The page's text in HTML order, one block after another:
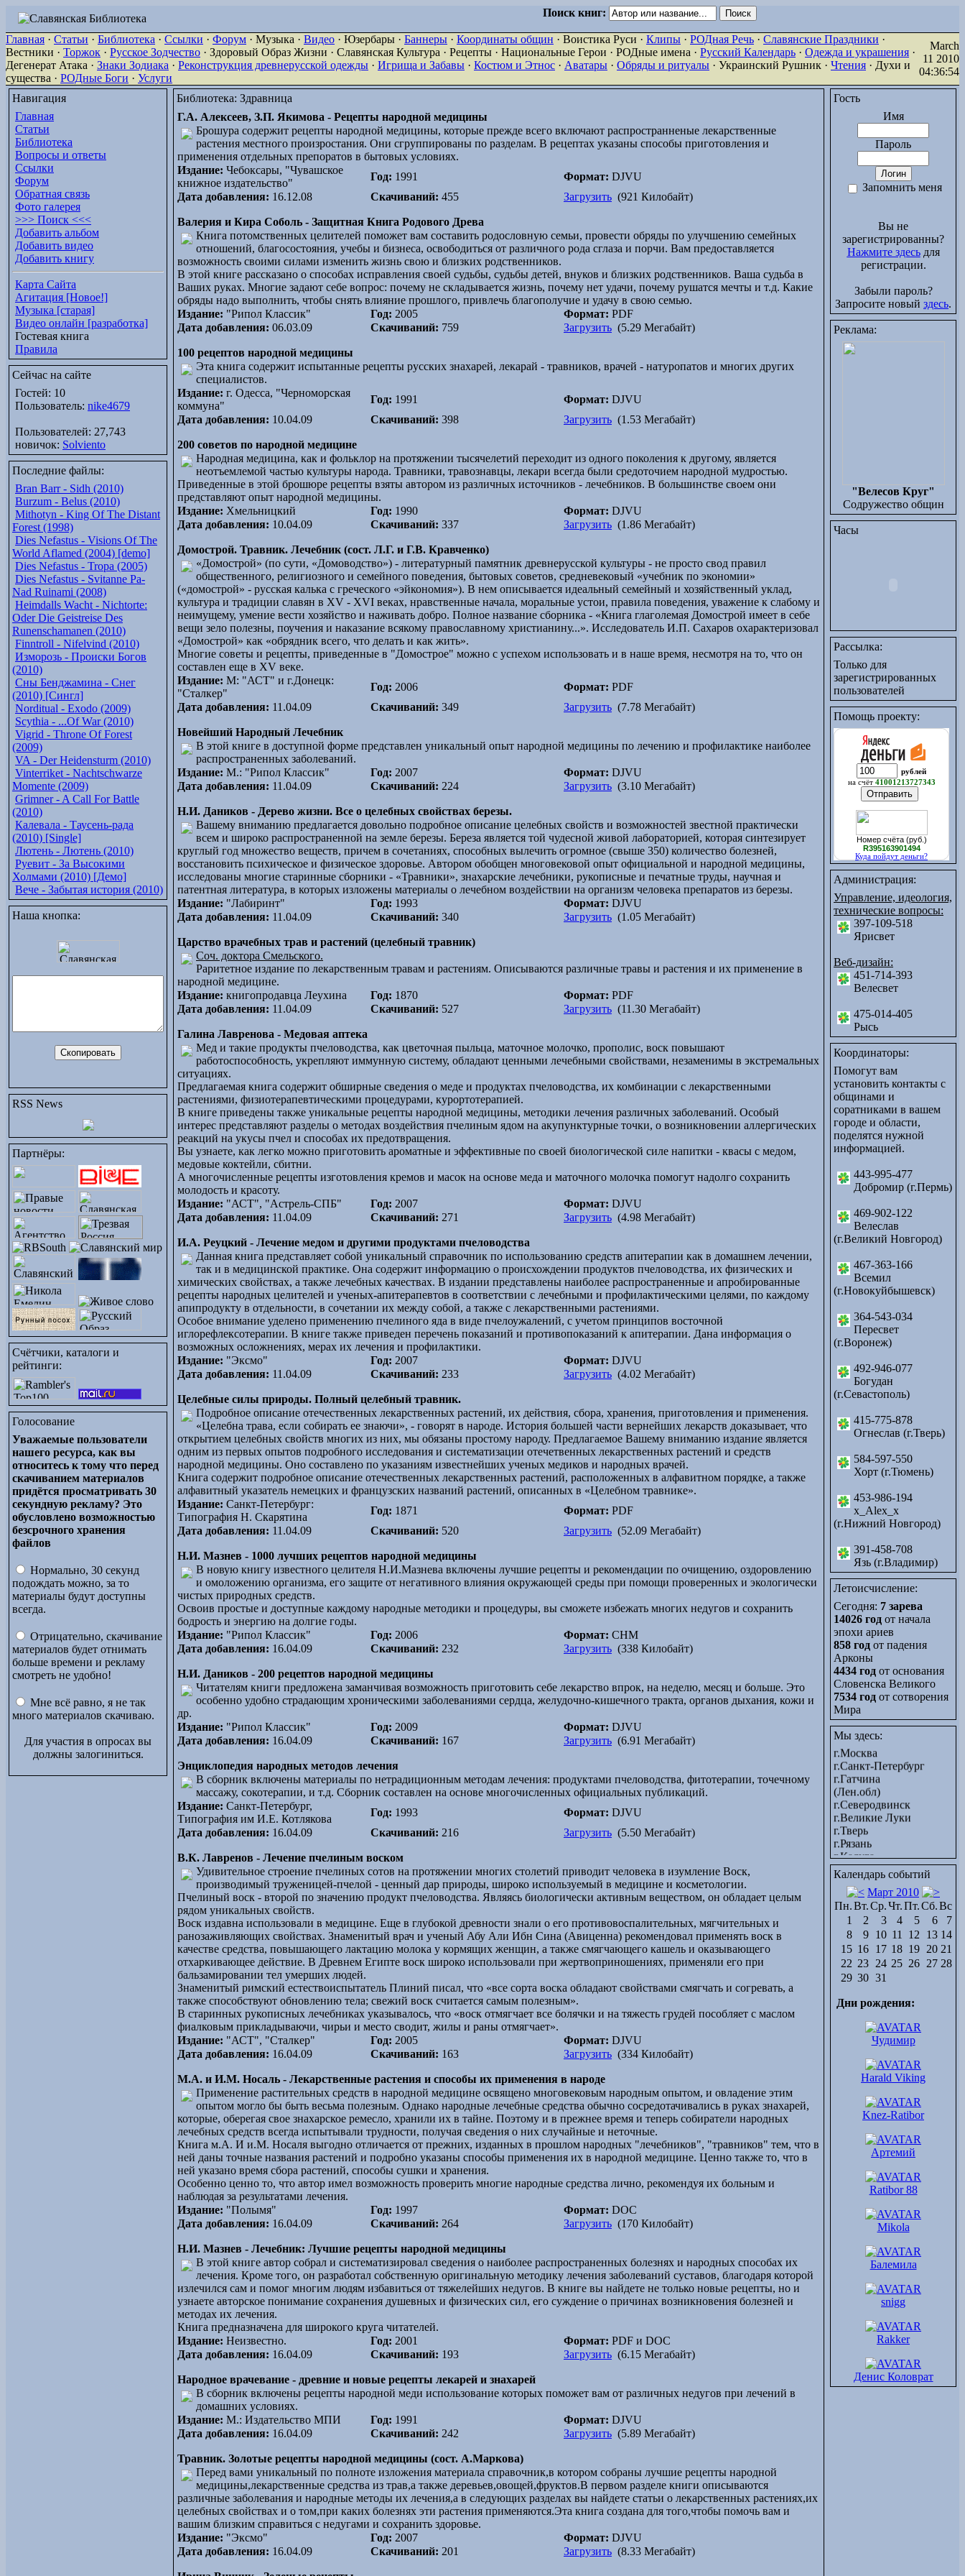
Поиск книг:
Главная · Статьи · Библиотека · Ссылки · Форум · Музыка · Видео · Юзербары · Баннеры · Координаты общин · Воистика Руси · Клипы · РОДная Речь · Славянские Праздники ·
Вестники · Торжок · Русское Зодчество · Здоровый Образ Жизни · Славянская Культура · Рецепты · Национальные Герои · РОДные имена · Русский Календарь · Одежда и украшения ·
Дегенерат Атака · Знаки Зодиака · Реконструкция древнерусской одежды · Игрища и Забавы · Костюм и Этнос · Аватары · Обряды и ритуалы · Украинский Рушник · Чтения · Духи и
существа · РОДные Боги · Услуги
March
11 2010
04:36:54
Навигация
Главная
Статьи
Библиотека
Вопросы и ответы
Ссылки
Форум
Обратная связь
Фото галерея
>>> Поиск <<<
Добавить альбом
Добавить видео
Добавить книгу
Карта Сайта
Агитация [Новое!]
Музыка [старая]
Видео онлайн [разработка]
Гостевая книга
Правила
Сейчас на сайте
Гостей: 10
Пользователь: nike4679
Пользователей: 27,743
новичок: Solviento
Последние файлы:
Bran Barr - Sidh (2010)
Burzum - Belus (2010)
Mithotyn - King Of The Distant
Forest (1998)
Dies Nefastus - Visions Of The
World Aflamed (2004) [demo]
Dies Nefastus - Tropa (2005)
Dies Nefastus - Svitanne Pa-
Nad Ruinami (2008)
Heimdalls Wacht - Nichtorte:
Oder Die Geistreise Des
Runenschamanen (2010)
Finntroll - Nifelvind (2010)
Изморозь - Происки Богов
(2010)
Сны Бенджамина - Снег
(2010) [Сингл]
Norditual - Exodo (2009)
Scythia - ...Of War (2010)
Vigrid - Throne Of Forest
(2009)
VA - Der Heidensturm (2010)
Vinterriket - Nachtschwarze
Momente (2009)
Grimner - A Call For Battle
(2010)
Калевала - Таусень-рада
(2010) [Single]
Лютень - Лютень (2010)
Руевит - За Высокими
Холмами (2010) [Демо]
Вече - Забытая история (2010)
Наша кнопка:
RSS News
Партнёры:
Счётчики, каталоги и
рейтинги:
Голосование
Уважаемые пользователи
нашего ресурса, как вы
относитесь к тому что перед
скачиванием материалов
придётся просматривать 30
секундную рекламу? Это
обусловлено возможностью
безсрочного хранения
файлов
Нормально, 30 секунд
подождать можно, за то
материалы будут доступны
всегда.
Отрицательно, скачивание
материалов будет отнимать
больше времени и рекламу
смотреть не удобно!
Мне всё равно, я не так
много материалов скачиваю.
Для участия в опросах вы
должны залогиниться.
Библиотека: Здравница
Г.А. Алексеев, З.П. Якимова - Рецепты народной медицины
Брошура содержит рецепты народной медицины, которые прежде всего включают распространненые лекарственные
растения местного произростания. Они сгруппированы по разделам. В рецептах указаны способы приготовления и
применения отдельных препоратов в бытовых условиях.
Издание: Чебоксары, "Чувашское
книжное издательство"
Год: 1991 Формат: DJVU
Дата добавления: 16.12.08 Скачиваний: 455 Загрузить (921 Килобайт)
Валерия и Кира Соболь - Защитная Книга Родового Древа
Книга потомственных целителей поможет вам составить родословную семьи, провести обряды по улучшению семейных
отношений, благосостояния, учебы и бизнеса, освободиться от различного рода сглаза и порчи. Вам предоставляется
возможность своими силами изменить жизнь свою и близких родственников.
В этой книге рассказано о способах исправления своей судьбы, судьбы детей, внуков и близких родственников. Ваша судьба в
Ваших руках. Многие задают себе вопрос: почему не складывается жизнь, почему нет удачи, почему рушатся мечты и т.д. Какие
обряды надо выполнить, чтобы снять влияние прошлого, привлечь благополучие и удачу в свою семью.
Издание: "Рипол Классик" Год: 2005 Формат: PDF
Дата добавления: 06.03.09 Скачиваний: 759 Загрузить (5.29 Мегабайт)
100 рецептов народной медицины
Эта книга содержит испытанные рецепты русских знахарей, лекарай - травников, врачей - натуропатов и многих других
специалистов.
Издание: г. Одесса, "Черноморская
коммуна"
Год: 1991 Формат: DJVU
Дата добавления: 10.04.09 Скачиваний: 398 Загрузить (1.53 Мегабайт)
200 советов по народной медицине
Народная медицина, как и фольклор на протяжении тысячелетий переходит из одного поколения к другому, является
неотъемлемой частью культуры народа. Травники, травознавцы, лекари всегда были средоточием народной мудростью.
Приведенные в этой брошюре рецепты взяты автором из различных источников - лечебников. В большинстве своем они
представляют опыт народной медицины.
Издание: Хмельницкий Год: 1990 Формат: DJVU
Дата добавления: 10.04.09 Скачиваний: 337 Загрузить (1.86 Мегабайт)
Домострой. Травник. Лечебник (сост. Л.Г. и Г.В. Кравченко)
«Домострой» (по сути, «Домоводство») - литературный памятник древнерусской культуры - не просто свод правил
общественного, религиозного и семейного поведения, бытовых советов, средневековый «учебник по экономии»
(«домострой» - русская калька с греческого «эйкономия»). В нем описывается идеальный семейный и хозяйственный уклад,
культура и традиции славян в XV - XVI веках, нравственные начала, моральные устои, правила поведения, уважение к слабому и
неимущему, умение вести хозяйство и наживать добро. Полное название сборника - «Книга глаголемая Домострой имеет в себе
вещи зело полезны, поучения и наказание всякому православному христианину...». Исследователь И.П. Сахаров охарактеризовал
«Домострой» как «обрядник всего, что делать и как жить».
Многие советы и рецепты, приведенные в "Домострое" можно с успехом использовать и в наше время, несмотря на то, что он
составлен еще в XV веке.
Издание: М: "АСТ" и г.Донецк:
"Сталкер"
Год: 2006 Формат: PDF
Дата добавления: 11.04.09 Скачиваний: 349 Загрузить (7.78 Мегабайт)
Новейший Народный Лечебник
В этой книге в доступной форме представлен уникальный опыт народной медицины по лечению и профилактике наиболее
распространенных заболеваний.
Издание: М.: "Рипол Классик" Год: 2007 Формат: DJVU
Дата добавления: 11.04.09 Скачиваний: 224 Загрузить (3.10 Мегабайт)
Н.И. Даников - Дерево жизни. Все о целебных свойствах березы.
Вашему вниманию предлагается довольно подробное описание целебных свойств и возможностей звестной практически
всем и широко распространенной на земле березы. Береза является той чудесной живой лабораторией, которая синтезирует
круглый год множество веществ, причем в сочетаниях, способных вылечить огромное (свыше 350) количество болезней,
восстановить психическое и физическое здоровье. Автором обобщен многовековой опыт официальной и народной медицины,
исследованы многие старинные сборники - «Травники», знахарские лечебники, рукописные и печатные труды, научная и
патентная литература, в которых изложены материалы о лечебном воздействии на организм человека препаратов из березы.
Издание: "Лабиринт" Год: 1993 Формат: DJVU
Дата добавления: 11.04.09 Скачиваний: 340 Загрузить (1.05 Мегабайт)
Царство врачебных трав и растений (целебный травник)
Соч. доктора Смельского.
Раритетное издание по лекарственным травам и растениям. Описываются различные травы и растения и их применение в
народной медицине.
Издание: книгопродавца Леухина Год: 1870 Формат: PDF
Дата добавления: 11.04.09 Скачиваний: 527 Загрузить (11.30 Мегабайт)
Галина Лавренова - Медовая аптека
Мед и такие продукты пчеловодства, как цветочная пыльца, маточное молочко, прополис, воск повышают
работоспособность, укрепляют иммунную систему, обладают ценными лечебными свойствами, незаменимы в экстремальных
ситуациях.
Предлагаемая книга содержит обширные сведения о меде и продуктах пчеловодства, их комбинации с лекарственными
растениями, физиотерапевтическими процедурами, курортотерапией.
В книге приведены также уникальные рецепты народной медицины, методики лечения различных заболеваний. Особый
интерес представляют разделы о методах воздействия пчелиным ядом на акупунктурные точки, о возникновении аллергических
реакций на укусы пчел и способах их предотвращения.
Вы узнаете, как легко можно приготовить ароматные и эффективные по своей биологической силе напитки - квасы с медом,
медовые коктейли, сбитни.
А многочисленные рецепты изготовления кремов и масок на основе меда и маточного молочка помогут надолго сохранить
молодость и красоту.
Издание: "АСТ", "Астрель-СПБ" Год: 2007 Формат: DJVU
Дата добавления: 11.04.09 Скачиваний: 271 Загрузить (4.98 Мегабайт)
И.А. Реуцкий - Лечение медом и другими продуктами пчеловодства
Данная книга представляет собой уникальный справочник по использованию средств апитерапии как в домашнем лечении,
так и в медицинской практике. Она содержит информацию о происхождении продуктов пчеловодства, их физических и
химических свойствах, а также лечебных качествах. В издании представлены наиболее распространенные и апробированные
рецепты народных целителей и ученых-апитерапевтов в соответствии с лечебными и профилактическими целями, по каждому
апипродукту в отдельности, в сочетании их между собой, а также с лекарственными растениями.
Особое внимание уделено применению пчелиного яда в виде пчелоужалений, с учетом принципов восточной
иглорефлексотерапии. В книге также приведен перечень показаний и противопоказаний к апитерапии. Дана информация о
возможных осложнениях, мерах их лечения и профилактики.
Издание: "Эксмо" Год: 2007 Формат: DJVU
Дата добавления: 11.04.09 Скачиваний: 233 Загрузить (4.02 Мегабайт)
Целебные силы природы. Полный целебный травник.
Подробное описание отечественных лекарственных растений, их действия, сбора, хранения, приготовления и применения.
«Целебна трава, если собирать ее знаючи», - говорят в народе. История большей части вернейших лекарств доказывает, что
открытием целебных свойств многих из них, мы обязаны простому народу. Предлагаемое Вашему вниманию издание является
одним из первых опытов подробного исследования и систематизации отечетвенных лекарственных растений и средств
народной медицины. Оно составлено по указаниям известнейших ученых медиков и народных врачей.
Книга содержит подробное описание отечественных лекарственных растений, расположенных в алфавитном порядке, а также
алфавитный указатель немецких и французских названий растений, описанных в «Целебном травнике».
Издание: Санкт-Петербург:
Типография Н. Скарятина
Год: 1871 Формат: PDF
Дата добавления: 11.04.09 Скачиваний: 520 Загрузить (52.09 Мегабайт)
Н.И. Мазнев - 1000 лучших рецептов народной медицины
В новую книгу известного целителя Н.И.Мазнева включены лучшие рецепты и рекомендации по очищению, оздоровлению
и омоложению организма, его защите от негативного влияния окружающей среды при помощи проверенных и экологически
чистых природных средств.
Освоив простые и доступные каждому народные методики и процедуры, вы сможете избежать многих недугов и сохранить
бодрость и энергию на долгие годы.
Издание: "Рипол Классик" Год: 2006 Формат: CHM
Дата добавления: 16.04.09 Скачиваний: 232 Загрузить (338 Килобайт)
Н.И. Даников - 200 рецептов народной медицины
Читателям книги предложена заманчивая возможность приготовить себе лекарство впрок, на неделю, месяц и больше. Это
особенно удобно страдающим хроническими заболеваниями сердца, желудочно-кишечного тракта, органов дыхания, кожи и
др.
Издание: "Рипол Классик" Год: 2009 Формат: DJVU
Дата добавления: 16.04.09 Скачиваний: 167 Загрузить (6.91 Мегабайт)
Энциклопедия народных методов лечения
В сборник включены материалы по нетрадиционным методам лечения: продуктами пчеловодства, фитотерапии, точечному
массажу, сокотерапии, и т.д. Сборник составлен на основе многочисленных официальных публикаций.
Издание: Санкт-Петербург,
Типография им И.Е. Котлякова
Год: 1993 Формат: DJVU
Дата добавления: 16.04.09 Скачиваний: 216 Загрузить (5.50 Мегабайт)
В.К. Лавренов - Лечение пчелиным воском
Удивительное строение пчелиных сотов на протяжении многих столетий приводит человека в изумление Воск,
производимый труженицей-пчелой - ценный дар природы, широко используемый в медицине и косметологии.
Пчелиный воск - второй по значению продукт пчеловодства. Являясь биологически активным веществом, он обладает целым
рядом уникальных свойств.
Воск издавна использовали в медицине. Еще в глубокой древности знали о его противовоспалительных, мягчительных и
ранозаживляющих свойствах. Знаменитый врач и ученый Абу Али Ибн Сина (Авиценна) рекомендовал применять воск в
качестве средства, повышающего лактацию молока у кормящих женщин, а также смягчающего кашель и оказывающего
отхаркивающее действие. В Древнем Египте воск широко использовали при жертвоприношениях, применяли его при
бальзамировании тел умерших людей.
Знаменитый римский естествоиспытатель Плиний писал, что «все сорта воска обладают свойствами смягчать и согревать, а
также способствуют обновлению тела; свежий воск считается самым полезным».
В старинных рукописных лечебниках указывалось, что «воск отмягчает все болячки и на тяжесть грудей пособляет с маслом
фиалковым прикладываючи, чирьи и место сводит, жилы и раны отмягчает».
Издание: "АСТ", "Сталкер" Год: 2005 Формат: DJVU
Дата добавления: 16.04.09 Скачиваний: 163 Загрузить (334 Килобайт)
М.А. и И.М. Носаль - Лекарственные растения и способы их применения в народе
Применение растительных средств в народной медицине освящено многовековым народным опытом, и овладение этим
опытом могло бы быть весьма полезным. Однако народные лечебные средства обычно сосредотачивались в руках знахарей,
которые, оберегая свое знахарское ремесло, хранили их в тайне. Поэтому и в прежнее время и теперь собиратели народных
лечебных средств всегда испытывали трудности, получая сведения о них случайные и неточные.
Книга м.А. И и.М. Носаля выгодно отличается от прежних, изданных в прошлом народных "лечебников", "травников" тем, что в
ней даны точные названия растений и подробно указаны способы применения их в народной медицине. Ценно также то, что в
ней указано время сбора растений, способы сушки и хранения.
Особенно ценно то, что автор имел возможность проверить многие народные средства лично, рекомендуя их больным и
наблюдая за результатами лечения.
Издание: "Полымя" Год: 1997 Формат: DOC
Дата добавления: 16.04.09 Скачиваний: 264 Загрузить (170 Килобайт)
Н.И. Мазнев - Лечебник: Лучшие рецепты народной медицины
В этой книге автор собрал и систематизировал сведения о наиболее распространенных болезнях и народных способах их
лечения. Кроме того, он разработал собственную оригинальную методику лечения заболеваний суставов, благодаря которой
излечился сам и помог многим людям избавиться от тяжелейших недугов. В книге вы найдете не только новые рецепты, но и
узнаете авторское понимание сохранения душевных и физических сил, его суждение о причинах возникновения болезней и
методах их лечения.
Книга предназначена для широкого круга читателей.
Издание: Неизвестно. Год: 2001 Формат: PDF и DOC
Дата добавления: 16.04.09 Скачиваний: 193 Загрузить (6.15 Мегабайт)
Народное врачевание - древние и новые рецепты лекарей и знахарей
В сборник включены рецепты народной меди использование которых поможет вам от различных недугов при лечений в
домашних условиях.
Издание: М.: Издательство МПИ Год: 1991 Формат: DJVU
Дата добавления: 16.04.09 Скачиваний: 242 Загрузить (5.89 Мегабайт)
Травник. Золотые рецепты народной медицины (сост. А.Маркова)
Перед вами уникальный по полноте изложения материала справочник,в котором собраны лучшие рецепты народной
медицины,лекарственные средства из трав,а также деревьев,овощей,фруктов.В первом разделе книги описываются
различные заболевания и народные методы их лечения,а в следующих разделах вы найдете статьи о лекарственных растениях,их
целебных свойствах и о том,при каких болезнях эти растения применяются.Эта книга создана для того,чтобы помочь вам и
вашим близким справиться с недугами и сохранить здоровье.
Издание: "Эксмо" Год: 2007 Формат: DJVU
Дата добавления: 16.04.09 Скачиваний: 201 Загрузить (8.33 Мегабайт)
Гость
Имя
Пароль
Запомнить меня
Вы не
зарегистрированны?
Нажмите здесь для
регистрации.
Забыли пароль?
Запросите новый здесь.
Реклама:
"Велесов Круг"
Содружество общин
Часы
Рассылка:
Только для
зарегистрированных
пользователей
Помощь проекту:
рублей
на счёт 41001213727343
Номер счёта (руб.)
R395163901494
Куда пойдут деньги?
Администрация:
Управление, идеология,
технические вопросы:
397-109-518
Ярисвет
Веб-дизайн:
451-714-393
Велесвет
475-014-405
Рысь
Координаторы:
Помогут вам
установить контакты с
общинами и
соратниками в вашем
городе и области,
поделятся нужной
информацией.
443-995-477
Добромир (г.Пермь)
469-902-122
Велеслав
(г.Великий Новгород)
467-363-166
Всемил
(г.Новокуйбышевск)
364-543-034
Пересвет
(г.Воронеж)
492-946-077
Богудан
(г.Севастополь)
415-775-878
Огнеслав (г.Тверь)
584-597-550
Хорт (г.Тюмень)
453-986-194
x_Alex_x
(г.Нижний Новгород)
391-458-708
Язь (г.Владимир)
Летоисчисление:
Сегодня: 7 зарева
14026 год от начала
эпохи ариев
858 год от падения
Арконы
4434 год от основания
Словенска Великого
7534 год от сотворения
Мира
Мы здесь:
- Россия -
г.Москва
г.Санкт-Петербург
г.Гатчина
(Лен.обл)
г.Северодвинск
г.Великие Луки
г.Тверь
г.Рязань
г.Калуга
г.Тула
г.Брянск
г.Орёл
г.Белгород
г.Старый Оскол
(Белгородская
обл.)
г.Нижний Тагил
г.Великий
Новгород
г.Рыбинск
г.Ростов Великий
(Ярославская обл.)
г.Александров
г.Иваново
г.Саратов
г.Энгельс
г.Воронеж
Салават
(Уфимская обл.)
г.Белебей
(Уфимская обл.)
г.Якутск
г.Казань
г.Самара
г.Калининград
г.Красноярск
г.Набережные
г.Нижнекамск
г.Тольятти
г.Саров
г.Мурманск
(Мурманская обл.)
г.Петрозаводск
Календарь событий
Март 2010
Пн.Вт.Ср.Чт.Пт.Сб.Вс
1
2 3 4 5 6
7
8
9 10 11 12 13 14
15 16 17 18 19 20 21
22 23 24 25 26 27 28
29 30 31
Дни рождения:
Чудимир
Harald Viking
Knez-Ratibor
Артемий
Ratibor 88
Mikola
Балемила
snigg
Rakker
Денис Коловрат